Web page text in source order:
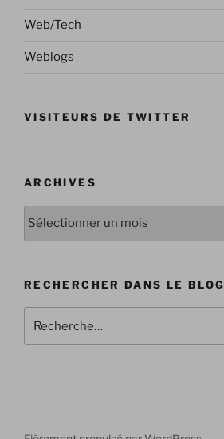
Web/Tech
Weblogs
VISITEURS DE TWITTER
ARCHIVES
Archives
RECHERCHER DANS LE BLOG